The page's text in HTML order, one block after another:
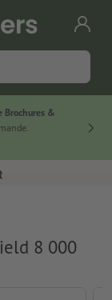
Brochures &
8 000